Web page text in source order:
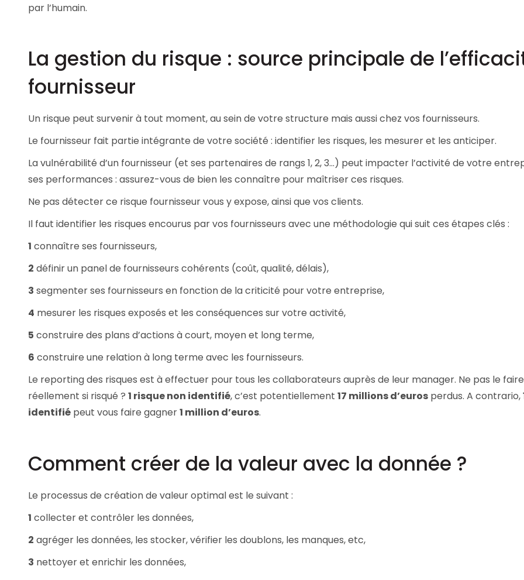
par l’humain.
La gestion du risque : source principale de
fournisseur
Un risque peut survenir à tout moment, au sein de votre structure mais aussi chez vos fournisseurs.
Le fournisseur fait partie intégrante de votre société : identifier les risques, les mesurer et les anticiper.
La vulnérabilité d’un fournisseur (et ses partenaires de rangs 1, 2, 3…) peut impacter l’activité de votre
ses performances : assurez-vous de bien les connaître pour maîtriser ces risques.
Ne pas détecter ce risque fournisseur vous y expose, ainsi que vos clients.
Il faut identifier les risques encourus par vos fournisseurs avec une méthodologie qui suit ces étapes clés :
1 connaître ses fournisseurs,
2 définir un panel de fournisseurs cohérents (coût, qualité, délais),
3 segmenter ses fournisseurs en fonction de la criticité pour votre entreprise,
4 mesurer les risques exposés et les conséquences sur votre activité,
5 construire des plans d’actions à court, moyen et long terme,
6 construire une relation à long terme avec les fournisseurs.
Le reporting des risques est à effectuer pour tous les collaborateurs auprès de leur manager. Ne pas le
réellement si risqué ? 1 risque non identifié, c’est potentiellement 17 millions d’euros perdus. A contrario,
identifié peut vous faire gagner1 million d’euros.
Comment créer de la valeur avec la donnée ?
Le processus de création de valeur optimal est le suivant :
1 collecter et contrôler les données,
2 agréger les données, les stocker, vérifier les doublons, les manques, etc,
3 nettoyer et enrichir les données,